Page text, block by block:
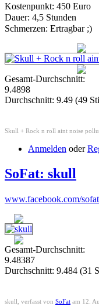
Kostenpunkt: 450 Euro
Dauer: 4,5 Stunden
Schmerzen: Ertragbar ;)
Gesamt-Durchschnitt:
9.4898
Durchschnitt: 9.49 (49
Skull + Rock n roll aint noise
Anmelden oder
SoFat: skull
www.facebook.com/
Gesamt-Durchschnitt:
9.48387
Durchschnitt: 9.484 (31
skull, verfasst von SoFat am 12.